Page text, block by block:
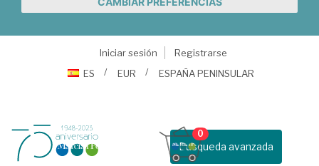
Iniciar sesión
Registrarse
ES
EUR ESPAÑA PENINSULAR
Busqueda avanzada
0